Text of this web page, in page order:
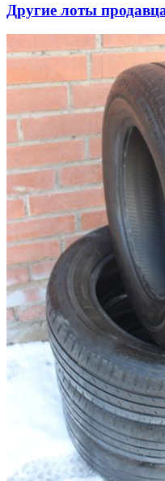
Другие лоты